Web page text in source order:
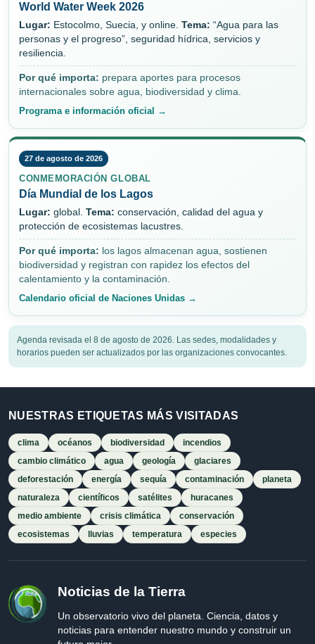
World Water Week 2026
Lugar: Estocolmo, Suecia, y online. Tema: “Agua para las
personas y el progreso”, seguridad hídrica, servicios y
resiliencia.
Por qué importa: prepara aportes para procesos
internacionales sobre agua, biodiversidad y clima.
Programa e información oficial →
27 de agosto de 2026
CONMEMORACIÓN GLOBAL
Día Mundial de los Lagos
Lugar: global. Tema: conservación, calidad del agua y
protección de ecosistemas lacustres.
Por qué importa: los lagos almacenan agua, sostienen
biodiversidad y registran con rapidez los efectos del
calentamiento y la contaminación.
Calendario oficial de Naciones Unidas →
Agenda revisada el 8 de agosto de 2026. Las sedes, modalidades y
horarios pueden ser actualizados por las organizaciones convocantes.
NUESTRAS ETIQUETAS MÁS VISITADAS
clima océanos biodiversidad
incendios
cambio climático
agua geología
glaciares
deforestación
energía sequía contaminación
planeta
naturaleza
científicos satélites
huracanes
medio ambiente
crisis climática
conservación
ecosistemas
lluvias temperatura especies
Noticias de la Tierra
Un observatorio vivo del planeta. Ciencia, datos y
noticias para entender nuestro mundo y construir un